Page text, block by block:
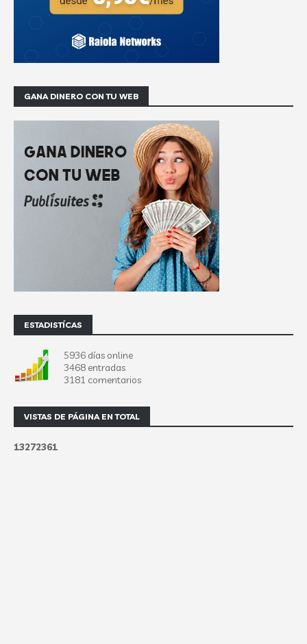
GANA DINERO CON TU WEB
ESTADISTÍCAS
5936 días online
3468 entradas
3181 comentarios
VISTAS DE PÁGINA EN TOTAL
13272361